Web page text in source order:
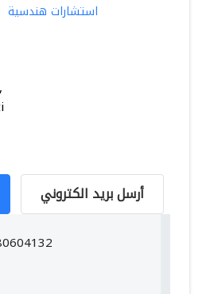
استشارات هندسية
أرسل بريد الكتروني